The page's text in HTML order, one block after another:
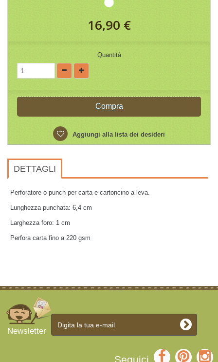
16,90 €
Quantità
Compra
Aggiungi alla lista dei desideri
DETTAGLI
Perforatore o punch per carta e cartoncino a leva.
Lunghezza punchata: 6,4 cm
Larghezza foro: 1 cm
Perfora carta fino a 220 gsm
Newsletter
Seguici